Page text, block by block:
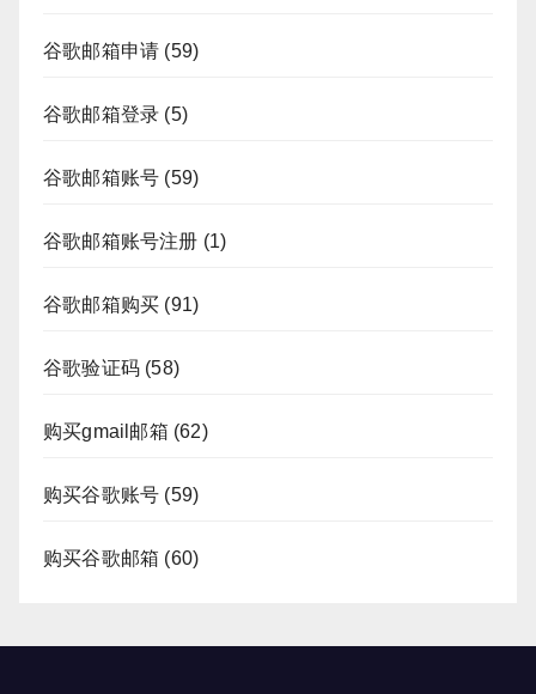
谷歌邮箱申请 (59)
谷歌邮箱登录 (5)
谷歌邮箱账号 (59)
谷歌邮箱账号注册 (1)
谷歌邮箱购买 (91)
谷歌验证码 (58)
购买gmail邮箱 (62)
购买谷歌账号 (59)
购买谷歌邮箱 (60)